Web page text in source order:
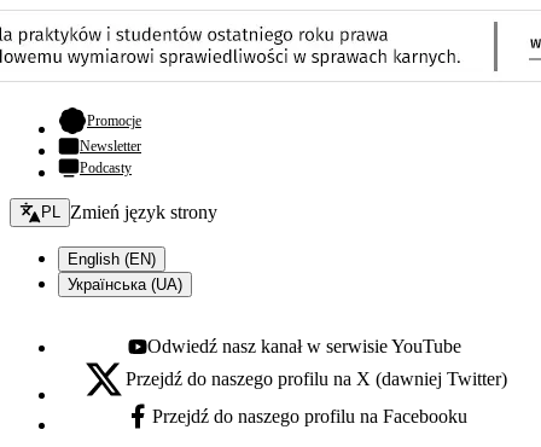
Promocje- otwiera się w nowej karcie
Newsletter
Podcasty
Zmień język - bieżący:
PL Zmień język strony
English (EN)
Українська (UA)
Youtube - otwiera się w nowej karcie
Odwiedź nasz kanał w serwisie YouTube
X - otwiera się w nowej karcie
Przejdź do naszego profilu na X (dawniej Twitter)
Facebook - otwiera się w nowej karcie
Przejdź do naszego profilu na Facebooku